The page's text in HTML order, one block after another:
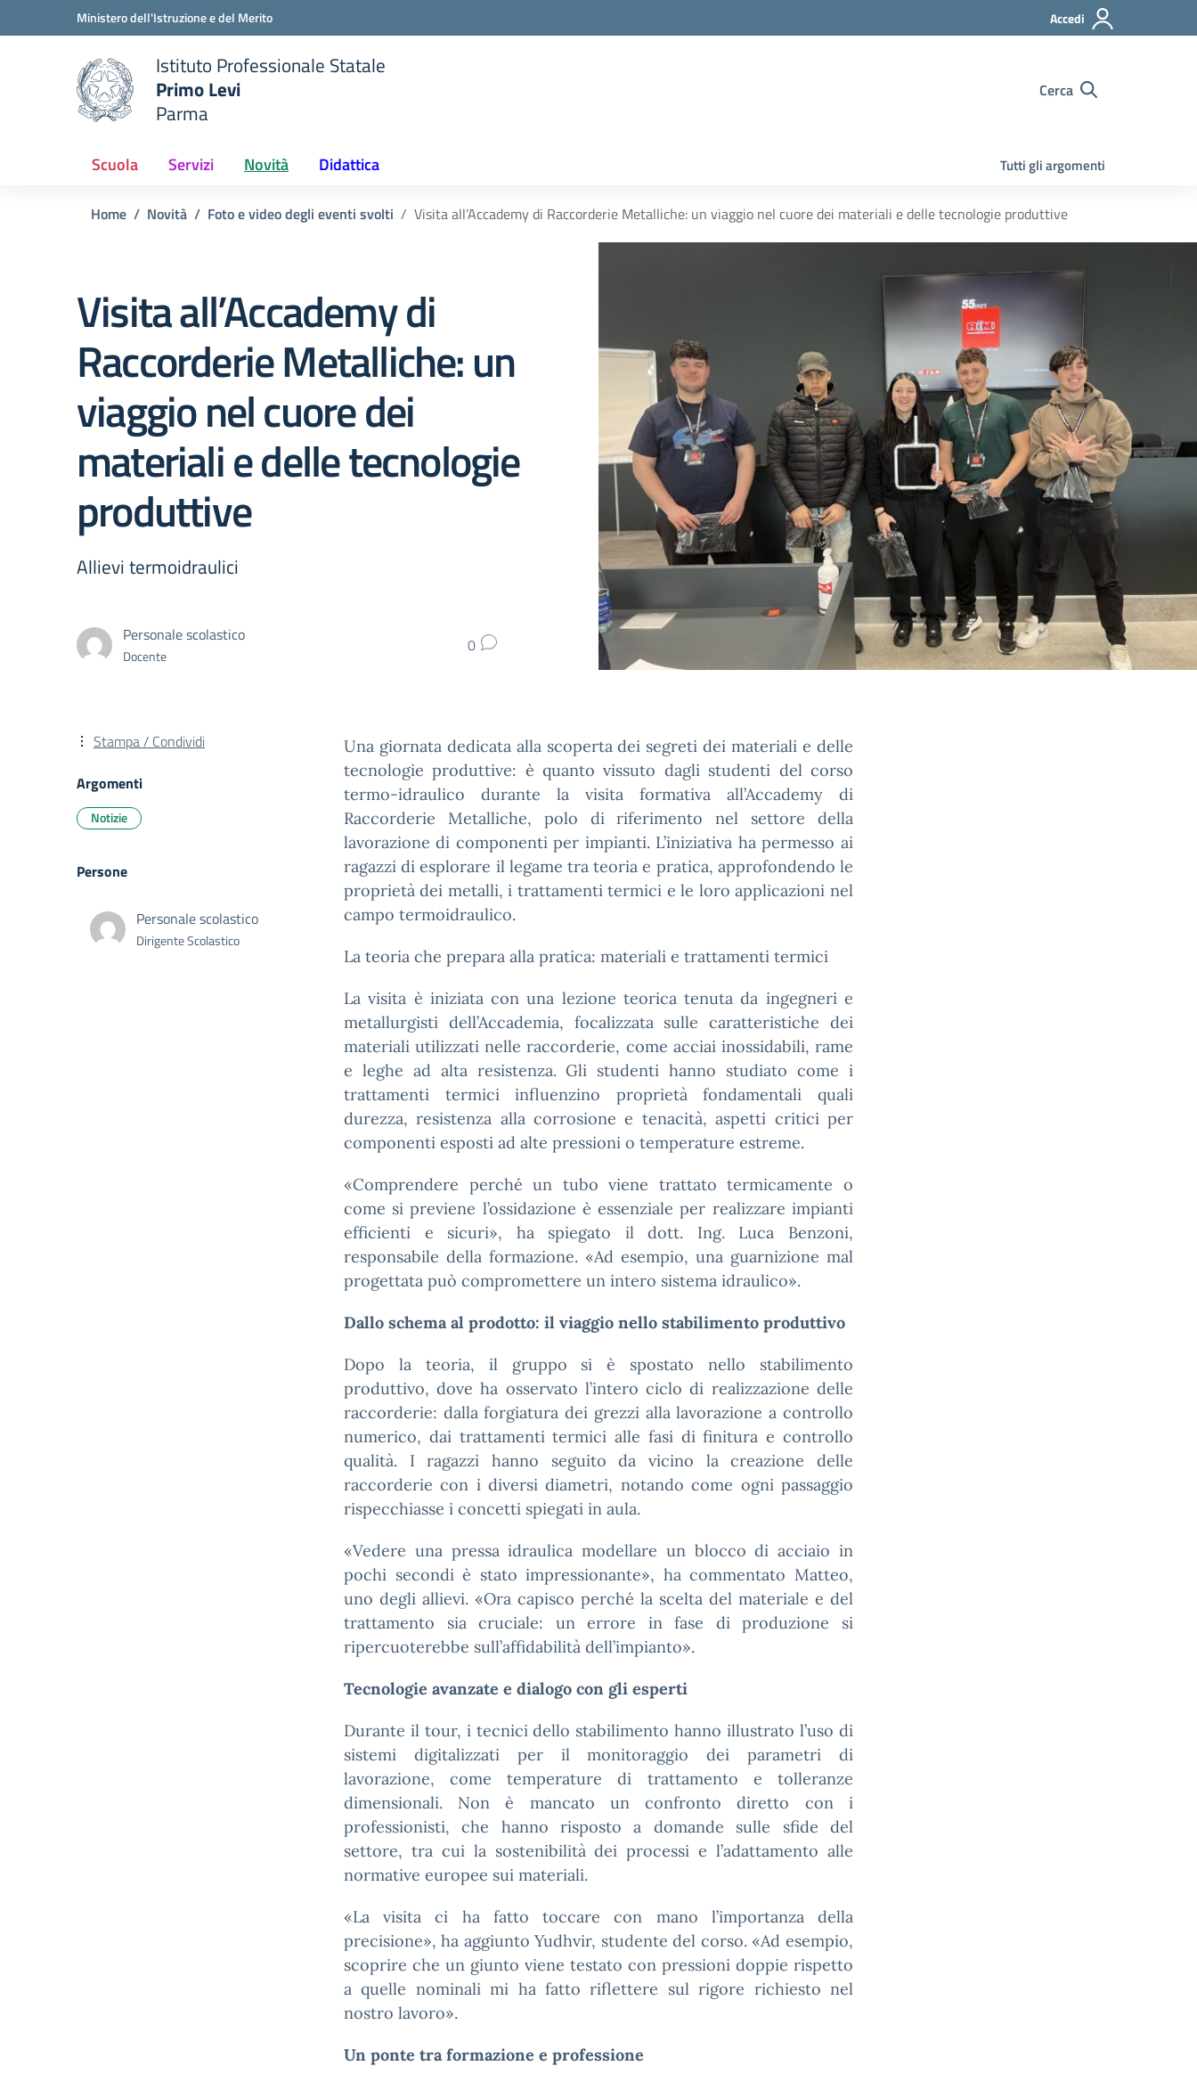
Vai ai contenuti
Vai al menu di navigazioneMinistero dell'Istruzione e del Merito Accedi
scuola
Istituto Professionale Statale
Primo Levi
Parma
Cerca
Scuola Servizi Novità Didattica Tutti gli argomenti
Home Novità Foto e video degli eventi svolti Visita all’Accademy di Raccorderie Metalliche: un viaggio nel cuore dei materiali e delle tecnologie produttive
Visita all’Accademy di
Raccorderie Metalliche: un
viaggio nel cuore dei
materiali e delle tecnologie
produttive
Allievi termoidraulici
Personale scolastico
Docente 0
Una giornata dedicata alla scoperta dei segreti dei materiali e delle
tecnologie produttive: è quanto vissuto dagli studenti del corso
termo-idraulico durante la visita formativa all’Accademy di
Raccorderie Metalliche, polo di riferimento nel settore della
lavorazione di componenti per impianti. L’iniziativa ha permesso ai
ragazzi di esplorare il legame tra teoria e pratica, approfondendo le
proprietà dei metalli, i trattamenti termici e le loro applicazioni nel
campo termoidraulico.
La teoria che prepara alla pratica: materiali e trattamenti termici
La visita è iniziata con una lezione teorica tenuta da ingegneri e
metallurgisti dell’Accademia, focalizzata sulle caratteristiche dei
materiali utilizzati nelle raccorderie, come acciai inossidabili, rame
e leghe ad alta resistenza. Gli studenti hanno studiato come i
trattamenti termici influenzino proprietà fondamentali quali
durezza, resistenza alla corrosione e tenacità, aspetti critici per
componenti esposti ad alte pressioni o temperature estreme.
«Comprendere perché un tubo viene trattato termicamente o
come si previene l’ossidazione è essenziale per realizzare impianti
efficienti e sicuri», ha spiegato il dott. Ing. Luca Benzoni,
responsabile della formazione. «Ad esempio, una guarnizione mal
progettata può compromettere un intero sistema idraulico».
Dallo schema al prodotto: il viaggio nello stabilimento produttivo
Dopo la teoria, il gruppo si è spostato nello stabilimento
produttivo, dove ha osservato l’intero ciclo di realizzazione delle
raccorderie: dalla forgiatura dei grezzi alla lavorazione a controllo
numerico, dai trattamenti termici alle fasi di finitura e controllo
qualità. I ragazzi hanno seguito da vicino la creazione delle
raccorderie con i diversi diametri, notando come ogni passaggio
rispecchiasse i concetti spiegati in aula.
«Vedere una pressa idraulica modellare un blocco di acciaio in
pochi secondi è stato impressionante», ha commentato Matteo,
uno degli allievi. «Ora capisco perché la scelta del materiale e del
trattamento sia cruciale: un errore in fase di produzione si
ripercuoterebbe sull’affidabilità dell’impianto».
Tecnologie avanzate e dialogo con gli esperti
Durante il tour, i tecnici dello stabilimento hanno illustrato l’uso di
sistemi digitalizzati per il monitoraggio dei parametri di
lavorazione, come temperature di trattamento e tolleranze
dimensionali. Non è mancato un confronto diretto con i
professionisti, che hanno risposto a domande sulle sfide del
settore, tra cui la sostenibilità dei processi e l’adattamento alle
normative europee sui materiali.
«La visita ci ha fatto toccare con mano l’importanza della
precisione», ha aggiunto Yudhvir, studente del corso. «Ad esempio,
scoprire che un giunto viene testato con pressioni doppie rispetto
a quelle nominali mi ha fatto riflettere sul rigore richiesto nel
nostro lavoro».
Un ponte tra formazione e professione
Stampa / Condividi
Argomenti
Notizie
Persone
Personale scolastico
Dirigente Scolastico